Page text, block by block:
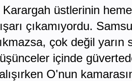
Karargah üstlerinin
çıkamıyordu.
çok değil yarın
içinde
O'nun